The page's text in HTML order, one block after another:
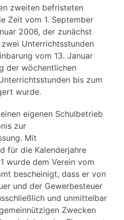
zweiten befristeten
Zeit vom 1. September
2006, der zunächst
Unterrichtsstunden
vom 13. Januar
der wöchentlichen
bis zum
wurde.
eigenen Schulbetrieb
zur
Mit
für die Kalenderjahre
wurde dem Verein vom
bescheinigt, dass er von
und der Gewerbesteuer
und unmittelbar
Zwecken